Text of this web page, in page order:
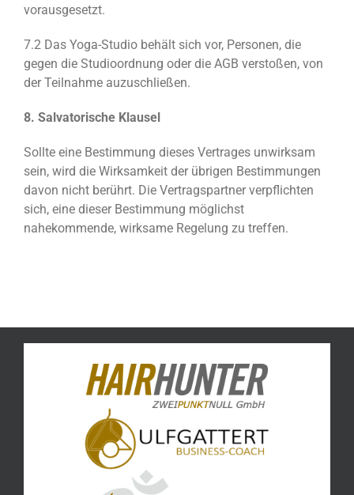
vorausgesetzt.
7.2 Das Yoga-Studio behält sich vor, Personen, die
gegen die Studioordnung oder die AGB verstoßen, von
der Teilnahme auzuschließen.
8. Salvatorische Klausel
Sollte eine Bestimmung dieses Vertrages unwirksam
sein, wird die Wirksamkeit der übrigen Bestimmungen
davon nicht berührt. Die Vertragspartner verpflichten
sich, eine dieser Bestimmung möglichst
nahekommende, wirksame Regelung zu treffen.